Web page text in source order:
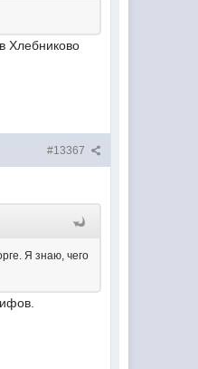
Хлебниково
#13367
Я знаю, чего